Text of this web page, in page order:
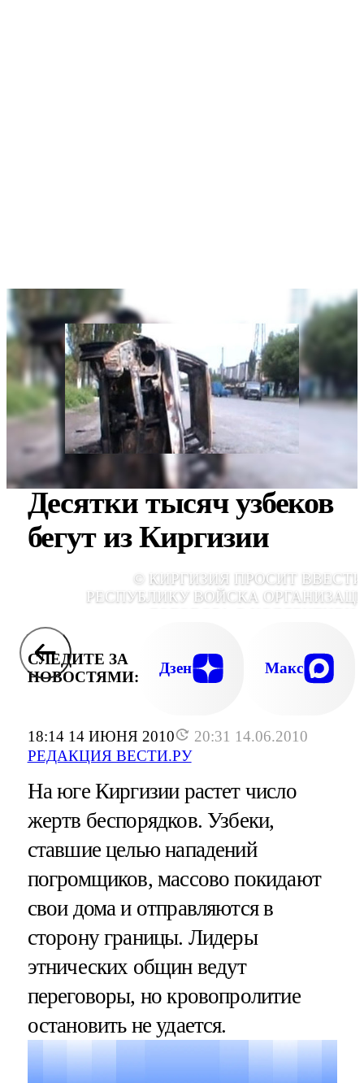
18:14 14 ИЮНЯ 2010
20:31 14.06.2010
РЕДАКЦИЯ ВЕСТИ.РУ
Десятки тысяч узбеков
бегут из Киргизии
© КИРГИЗИЯ ПРОСИТ
РЕСПУБЛИКУ ВОЙСКА
СЛЕДИТЕ ЗА
НОВОСТЯМИ:
Дзен Макс
На юге Киргизии растет число
жертв беспорядков. Узбеки,
ставшие целью нападений
погромщиков, массово покидают
свои дома и отправляются в
сторону границы. Лидеры
этнических общин ведут
переговоры, но кровопролитие
остановить не удается.